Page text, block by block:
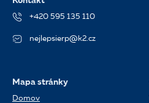
+420 595 135 110
nejlepsierp@k2.cz
Mapa stránky
Domov